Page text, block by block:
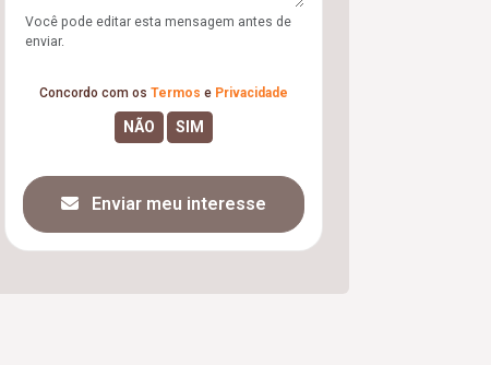
Você pode editar esta mensagem antes de
enviar.
Concordo com os Termos e Privacidade
Enviar meu interesse